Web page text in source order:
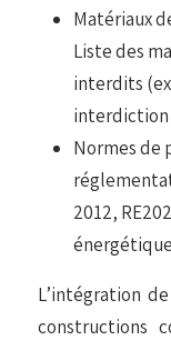
Matériaux
Liste des
interdits
interdiction
Normes de
2012,
L’intégration
constructions